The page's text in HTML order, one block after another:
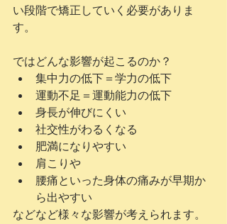
い段階で矯正していく必要がありま
す。
ではどんな影響が起こるのか？
集中力の低下＝学力の低下
運動不足＝運動能力の低下
身長が伸びにくい
社交性がわるくなる
肥満になりやすい
肩こりや
腰痛といった身体の痛みが早期か
ら出やすい
などなど様々な影響が考えられます。